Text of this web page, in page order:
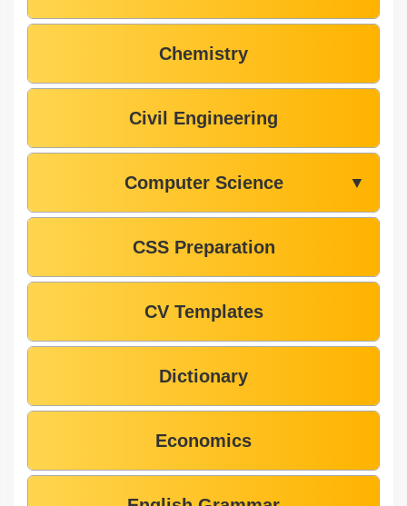
Chemistry
Civil Engineering
Computer Science ▼
CSS Preparation
CV Templates
Dictionary
Economics